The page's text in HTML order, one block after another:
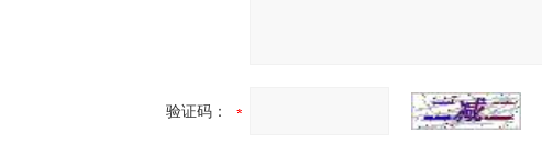
验证码：